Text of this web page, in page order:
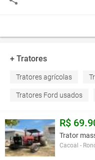
entrada r$ 5.000,00 +48
este anúncio é contra a política
+ Tratores
Tratores agrícolas
Tratores Ford usados
R$
Trator
Cacoal -